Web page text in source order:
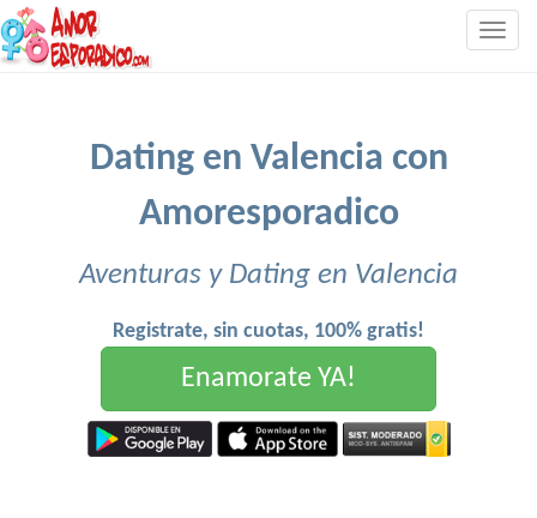
Dating en Valencia con
Amoresporadico
Aventuras y Dating en Valencia
Registrate, sin cuotas, 100% gratis!
Enamorate YA!